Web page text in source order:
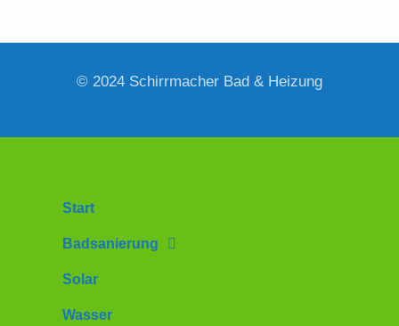
© 2024 Schirrmacher Bad & Heizung
Start
Badsanierung
Solar
Wasser